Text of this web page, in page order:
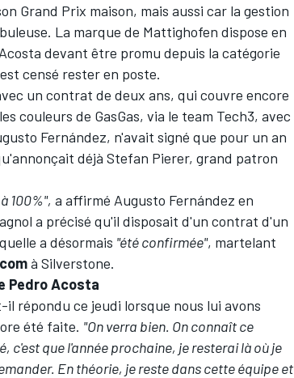
Grand Prix maison, mais aussi car la gestion
La marque de Mattighofen dispose en
devant être promu depuis la catégorie
censé rester en poste.
un contrat de deux ans, qui couvre encore
couleurs de GasGas, via le team Tech3, avec
Fernández, n'avait signé que pour un an
déjà Stefan Pierer, grand patron
100%", a affirmé Augusto Fernández en
a précisé qu'il disposait d'un contrat d'un
a désormais "été confirmée", martelant
à Silverstone.
Pedro Acosta
répondu ce jeudi lorsque nous lui avons
été faite. "On verra bien. On connaît ce
c'est que l'année prochaine, je resterai là où je
En théorie, je reste dans cette équipe et